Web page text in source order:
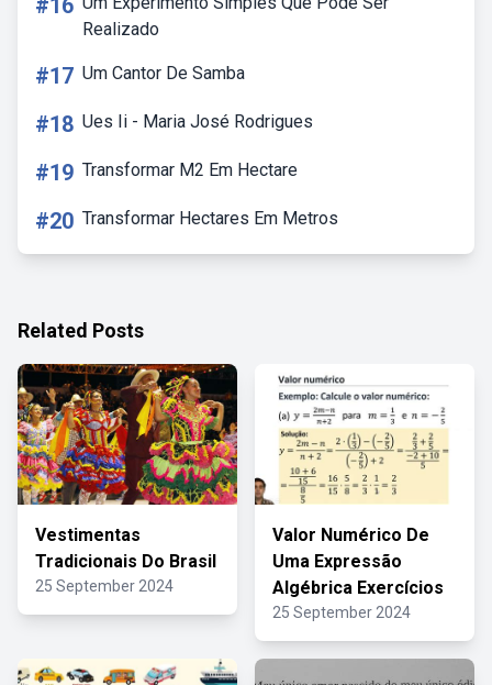
#16
Realizado
#17 Um Cantor De Samba
#18 Ues Ii - Maria José Rodrigues
#19 Transformar M2 Em Hectare
#20 Transformar Hectares Em Metros
Related Posts
Vestimentas
Tradicionais Do Brasil
25 September 2024
Valor Numérico De
Uma Expressão
Algébrica Exercícios
25 September 2024